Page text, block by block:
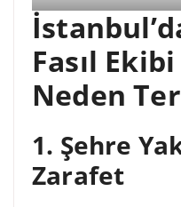
Fasıl
Neden
1. Şehre
Zarafet